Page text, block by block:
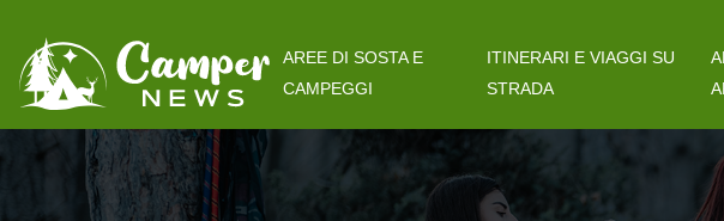
AREE DI SOSTA E
CAMPEGGI
ITINERARI E VIAGGI SU
STRADA